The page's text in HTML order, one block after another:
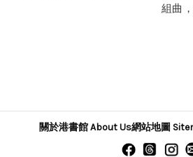
組曲
關於港書館 About Us網站地圖